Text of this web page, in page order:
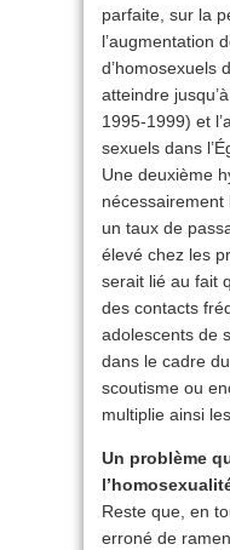
parfaite, sur la
l’augmentation
d’homosexuels
atteindre
1995-1999) et
sexuels dans
Une deuxième
un taux de
élevé chez les
serait lié au fait
des contacts
adolescents de
dans le cadre
scoutisme ou
multiplie ainsi
Un problème
Reste que, en
erroné de